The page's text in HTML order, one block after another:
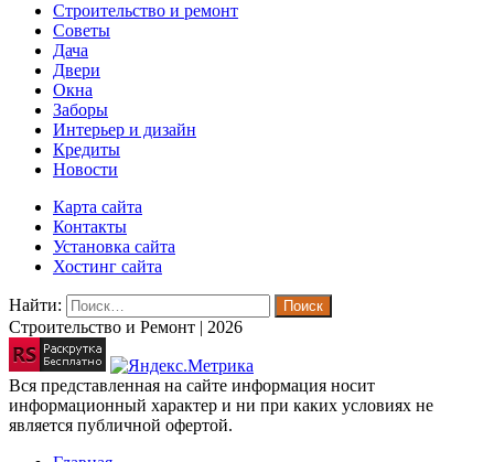
Строительство и ремонт
Советы
Дача
Двери
Окна
Заборы
Интерьер и дизайн
Кредиты
Новости
Карта сайта
Контакты
Установка сайта
Хостинг сайта
Найти:
Строительство и Ремонт | 2026
Вся представленная на сайте информация носит
информационный характер и ни при каких условиях не
является публичной офертой.